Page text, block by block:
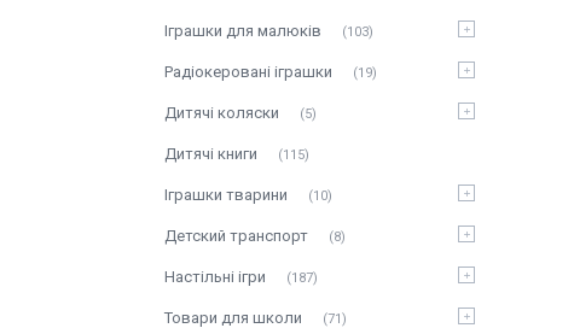
Іграшки для малюків 103
Радіокеровані іграшки 19
Дитячі коляски 5
Дитячі книги 115
Іграшки тварини 10
Детский транспорт 8
Настільні ігри 187
Товари для школи 71